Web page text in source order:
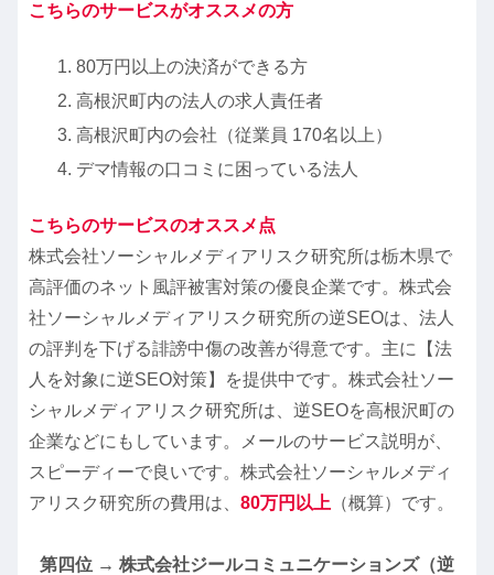
こちらのサービスがオススメの方
80万円以上の決済ができる方
高根沢町内の法人の求人責任者
高根沢町内の会社（従業員 170名以上）
デマ情報の口コミに困っている法人
こちらのサービスのオススメ点
株式会社ソーシャルメディアリスク研究所は栃木県で
高評価のネット風評被害対策の優良企業です。株式会
社ソーシャルメディアリスク研究所の逆SEOは、法人
の評判を下げる誹謗中傷の改善が得意です。主に【法
人を対象に逆SEO対策】を提供中です。株式会社ソー
シャルメディアリスク研究所は、逆SEOを高根沢町の
企業などにもしています。メールのサービス説明が、
スピーディーで良いです。株式会社ソーシャルメディ
アリスク研究所の費用は、 80万円以上 （概算）です。
第四位 → 株式会社ジールコミュニケーションズ（逆